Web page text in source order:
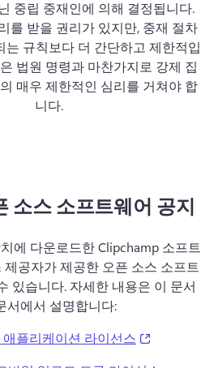
는 배심원단이 아닌 중립 중재인에 의해 결정됩니다.
를 받을 권리가 있지만, 중재 절차
는 규칙보다 더 간단하고 제한적입
법원 명령과 마찬가지로 강제 집
매우 제한적인 심리를 거쳐야 합
니다.
소스 소프트웨어 공지
에 다운로드한 Clipchamp 소프트
공자가 제공한 오픈 소스 소프트
있습니다. 자세한 내용은 이 문서
서에서 설명합니다:
플리케이션 라이선스